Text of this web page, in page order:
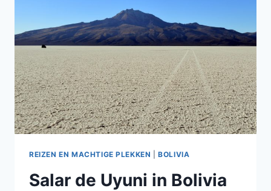
REIZEN EN MACHTIGE PLEKKEN |BOLIVIA
Salar de Uyuni in Bolivia